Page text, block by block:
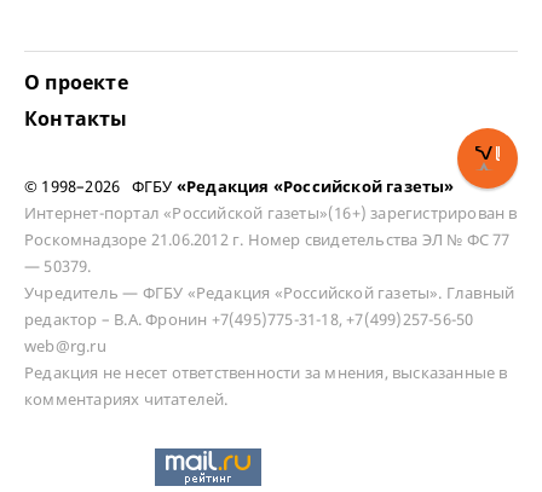
О проекте
Контакты
© 1998–2026 ФГБУ «Редакция «Российской газеты»
Интернет-портал «Российской газеты»(16+) зарегистрирован в
Роскомнадзоре 21.06.2012 г. Номер свидетельства ЭЛ № ФС 77
— 50379.
Учредитель — ФГБУ «Редакция «Российской газеты». Главный
редактор – В.А. Фронин +7(495)775-31-18, +7(499)257-56-50
web@rg.ru
Редакция не несет ответственности за мнения, высказанные в
комментариях читателей.